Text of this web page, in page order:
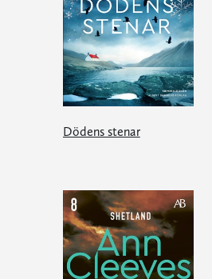
Dödens stenar